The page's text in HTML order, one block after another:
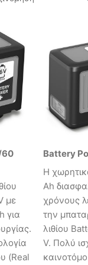
60
με
για
(Real
Battery
Η
Ah
χρόνους
την
λιθίου
V. Πολύ